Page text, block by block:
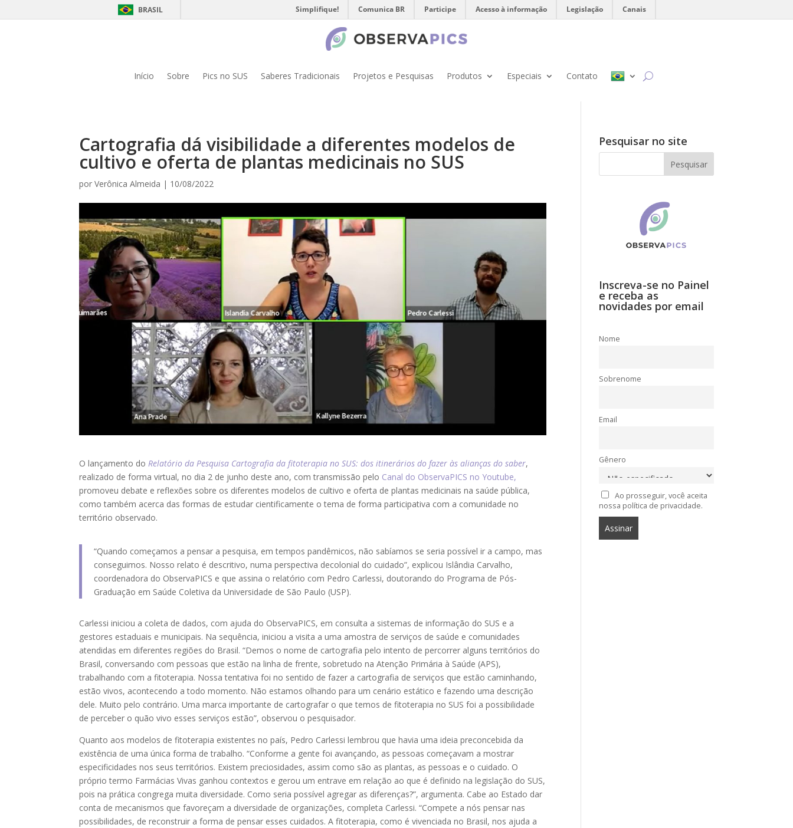
BRASIL Simplifique! Comunica BR Participe Acesso à informação Legislação Canais
Início Sobre Pics no SUS Saberes Tradicionais Projetos e Pesquisas Produtos Especiais Contato
Cartografia dá visibilidade a diferentes modelos de
cultivo e oferta de plantas medicinais no SUS
porVerônica Almeida | 10/08/2022
O lançamento doRelatório da Pesquisa Cartografia da fitoterapia no SUS: dos itinerários do fazer às alianças do saber,
realizado de forma virtual, no dia 2 de junho deste ano, com transmissão pelo Canal do ObservaPICS no Youtube,
promoveu debate e reflexões sobre os diferentes modelos de cultivo e oferta de plantas medicinais na saúde pública,
como também acerca das formas de estudar cientificamente o tema de forma participativa com a comunidade no
território observado.
“Quando começamos a pensar a pesquisa, em tempos pandêmicos, não sabíamos se seria possível ir a campo, mas
conseguimos. Nosso relato é descritivo, numa perspectiva decolonial do cuidado”, explicou Islândia Carvalho,
coordenadora do ObservaPICS e que assina o relatório com Pedro Carlessi, doutorando do Programa de Pós-
Graduação em Saúde Coletiva da Universidade de São Paulo (USP).
Carlessi iniciou a coleta de dados, com ajuda do ObservaPICS, em consulta a sistemas de informação do SUS e a
gestores estaduais e municipais. Na sequência, iniciou a visita a uma amostra de serviços de saúde e comunidades
atendidas em diferentes regiões do Brasil. “Demos o nome de cartografia pelo intento de percorrer alguns territórios do
Brasil, conversando com pessoas que estão na linha de frente, sobretudo na Atenção Primária à Saúde (APS),
trabalhando com a fitoterapia. Nossa tentativa foi no sentido de fazer a cartografia de serviços que estão caminhando,
estão vivos, acontecendo a todo momento. Não estamos olhando para um cenário estático e fazendo uma descrição
dele. Muito pelo contrário. Uma marca importante de cartografar o que temos de fitoterapia no SUS foi a possibilidade
de perceber o quão vivo esses serviços estão”, observou o pesquisador.
Quanto aos modelos de fitoterapia existentes no país, Pedro Carlessi lembrou que havia uma ideia preconcebida da
existência de uma única forma de trabalho. “Conforme a gente foi avançando, as pessoas começavam a mostrar
especificidades nos seus territórios. Existem preciosidades, assim como são as plantas, as pessoas e o cuidado. O
próprio termo Farmácias Vivas ganhou contextos e gerou um entrave em relação ao que é definido na legislação do SUS,
pois na prática congrega muita diversidade. Como seria possível agregar as diferenças?”, argumenta. Cabe ao Estado dar
conta de mecanismos que favoreçam a diversidade de organizações, completa Carlessi. “Compete a nós pensar nas
possibilidades, de reconstruir a forma de pensar esses cuidados. A fitoterapia, como é vivenciada no Brasil, nos ajuda a
Pesquisar no site
Inscreva-se no Painel
e receba as
novidades por email
Nome
Sobrenome
Email
Gênero
Ao prosseguir, você aceita
nossa política de privacidade.